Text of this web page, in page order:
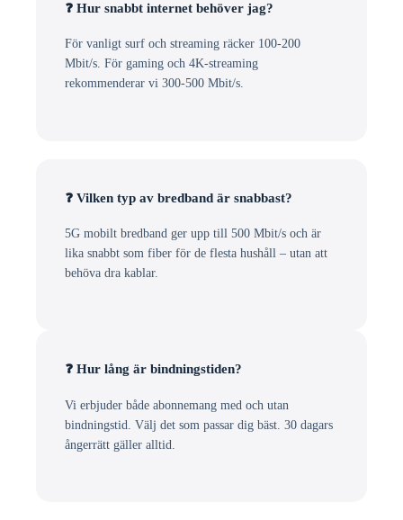
❓ Hur snabbt internet behöver jag?
För vanligt surf och streaming räcker 100-200
Mbit/s. För gaming och 4K-streaming
rekommenderar vi 300-500 Mbit/s.
❓ Vilken typ av bredband är snabbast?
5G mobilt bredband ger upp till 500 Mbit/s och är
lika snabbt som fiber för de flesta hushåll – utan att
behöva dra kablar.
❓ Hur lång är bindningstiden?
Vi erbjuder både abonnemang med och utan
bindningstid. Välj det som passar dig bäst. 30 dagars
ångerrätt gäller alltid.